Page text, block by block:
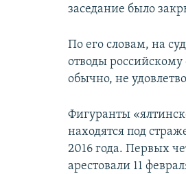
заседание было
По его словам, на
отводы
обычно, не
Фигуранты
находятся под
2016 года. Первых
арестовали 11